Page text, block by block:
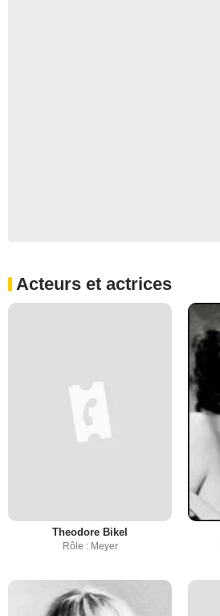
Acteurs et actrices
Theodore Bikel
Rôle : Meyer